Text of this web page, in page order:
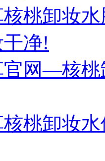
桃卸妆
净!
网—核桃
桃卸妆